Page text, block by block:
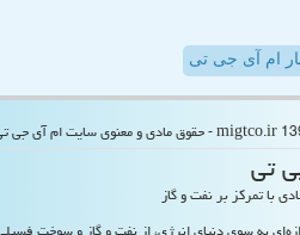
ام آی جی تی
تی
با تمرکز بر نفت و گاز